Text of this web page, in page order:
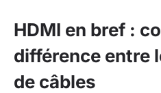
HDMI en bref :
différence entre
de câbles